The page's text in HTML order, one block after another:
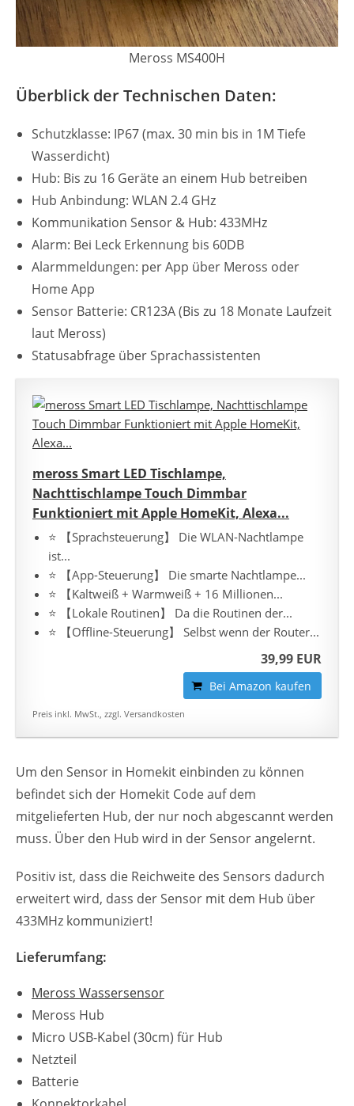
Meross MS400H
Überblick der Technischen Daten:
Schutzklasse: IP67 (max. 30 min bis in 1M Tiefe
Wasserdicht)
Hub: Bis zu 16 Geräte an einem Hub betreiben
Hub Anbindung: WLAN 2.4 GHz
Kommunikation Sensor & Hub: 433MHz
Alarm: Bei Leck Erkennung bis 60DB
Alarmmeldungen: per App über Meross oder
Home App
Sensor Batterie: CR123A (Bis zu 18 Monate Laufzeit
laut Meross)
Statusabfrage über Sprachassistenten
meross Smart LED Tischlampe,
Nachttischlampe Touch Dimmbar
Funktioniert mit Apple HomeKit, Alexa...
⭐ 【Sprachsteuerung】 Die WLAN-Nachtlampe
ist...
⭐ 【App-Steuerung】 Die smarte Nachtlampe...
⭐ 【Kaltweiß + Warmweiß + 16 Millionen...
⭐ 【Lokale Routinen】 Da die Routinen der...
⭐ 【Offline-Steuerung】 Selbst wenn der Router...
39,99 EUR
Bei Amazon kaufen
Preis inkl. MwSt., zzgl. Versandkosten
Um den Sensor in Homekit einbinden zu können
befindet sich der Homekit Code auf dem
mitgelieferten Hub, der nur noch abgescannt werden
muss. Über den Hub wird in der Sensor angelernt.
Positiv ist, dass die Reichweite des Sensors dadurch
erweitert wird, dass der Sensor mit dem Hub über
433MHz kommuniziert!
Lieferumfang:
Meross Wassersensor
Meross Hub
Micro USB-Kabel (30cm) für Hub
Netzteil
Batterie